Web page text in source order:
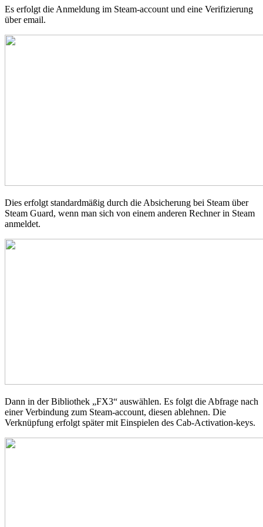
Es erfolgt die Anmeldung im Steam-account und eine Verifizierung
über email.
Dies erfolgt standardmäßig durch die Absicherung bei Steam über
Steam Guard, wenn man sich von einem anderen Rechner in Steam
anmeldet.
Dann in der Bibliothek „FX3“ auswählen. Es folgt die Abfrage nach
einer Verbindung zum Steam-account, diesen ablehnen. Die
Verknüpfung erfolgt später mit Einspielen des Cab-Activation-keys.